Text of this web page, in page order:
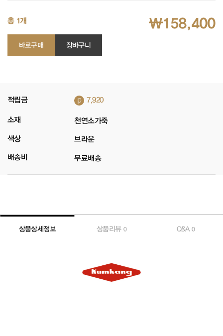
총 1개 ₩158,400
바로구매 장바구니
적립금 p 7,920
소재 천연소가죽
색상 브라운
배송비 무료배송
상품상세정보 상품리뷰 0 Q&A0